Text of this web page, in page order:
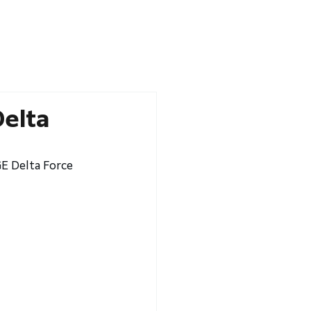
Delta Force